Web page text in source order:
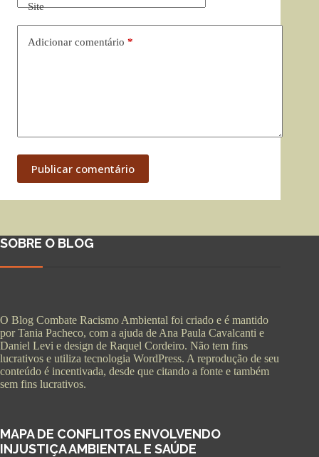
Site
Adicionar comentário *
Publicar comentário
SOBRE O BLOG
O Blog Combate Racismo Ambiental foi criado e é mantido
por Tania Pacheco, com a ajuda de Ana Paula Cavalcanti e
Daniel Levi e design de Raquel Cordeiro. Não tem fins
lucrativos e utiliza tecnologia WordPress. A reprodução de seu
conteúdo é incentivada, desde que citando a fonte e também
sem fins lucrativos.
MAPA DE CONFLITOS ENVOLVENDO
INJUSTIÇA AMBIENTAL E SAÚDE